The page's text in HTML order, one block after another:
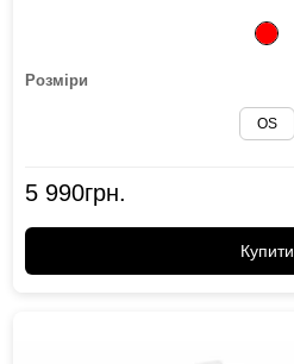
Розміри
OS
5 990грн.
Купити